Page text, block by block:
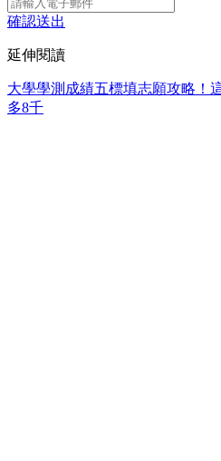
確認送出
延伸閱讀
大學學測成績五標填志願攻略！
多8千